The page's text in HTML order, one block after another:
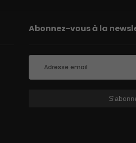
Abonnez-vous à la